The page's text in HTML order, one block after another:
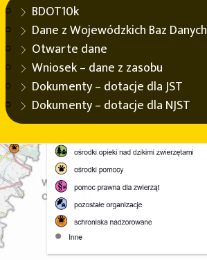
BDOT10k
Dane z Wojewódzkich Baz Danych
Otwarte dane
Wniosek – dane z zasobu
Dokumenty – dotacje dla JST
Dokumenty – dotacje dla NJST